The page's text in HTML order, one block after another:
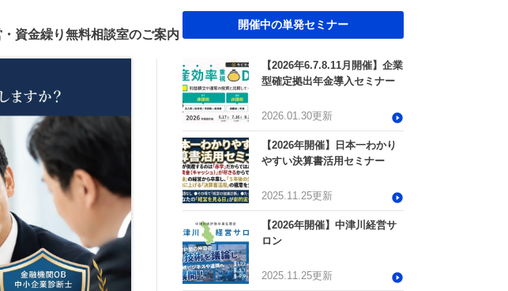
えの方 無申告を解消したい方
会社設立関連
融資・資金繰り
経営知識発信 業種別サポート
覧
2026.07.21更新
2026.07.08更新
2026.06.09更新
2025.11.25更新
2025.11.14更新
2025.11.13更新
会
際の必要
ントを解
税務署から電話や呼び出しが来る
理由とその対応を税理士が解説
2025.7.30
無申告トピック
帳簿の付け方とは？単式・複式簿
記の違いや記帳手順、失敗例を解
説
2026.7.27
帳簿・決算書トピック
コラム 帳簿・決算書コラム
経営改善コラム
ラム トレンドコラム
多治見オフィス 中津川オフィス
Youtube
曽根康正の経営塾チャンネル
ロード 毎月最新情報をお届け
会計事務所向け
・資金繰り無料相談室のご案内
開催中の単発セミナー
【2026年6.7.8.11月開催】企業
型確定拠出年金導入セミナー
2026.01.30更新
【2026年開催】日本一わかり
やすい決算書活用セミナー
2025.11.25更新
【2026年開催】中津川経営サ
ロン
2025.11.25更新